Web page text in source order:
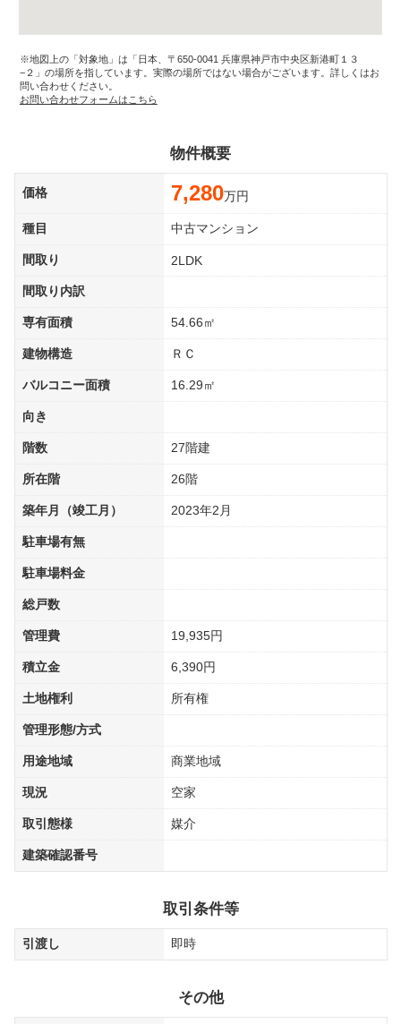
※地図上の「対象地」は「日本、〒650-0041 兵庫県神戸市中央区新港町１３
−２」の場所を指しています。実際の場所ではない場合がございます。詳しくはお
問い合わせください。
お問い合わせフォームはこちら
物件概要
価格 7,280万円
種目 中古マンション
間取り 2LDK
間取り内訳
専有面積 54.66㎡
建物構造 ＲＣ
バルコニー面積 16.29㎡
向き
階数 27階建
所在階 26階
築年月（竣工月） 2023年2月
駐車場有無
駐車場料金
総戸数
管理費 19,935円
積立金 6,390円
土地権利 所有権
管理形態/方式
用途地域 商業地域
現況 空家
取引態様 媒介
建築確認番号
取引条件等
引渡し 即時
その他